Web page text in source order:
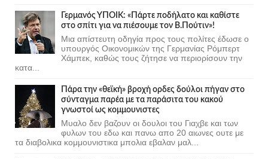
Γερμανός ΥΠΟΙΚ: «Πάρτε ποδήλατο και καθίστε
στο σπίτι για να πιέσουμε τον Β.Πούτιν»!
Μια απίστευτη οδηγία προς τους πολίτες έδωσε ο
υπουργός Οικονομικών της Γερμανίας Ρόμπερτ
Χάμπεκ, καθώς τους ζήτησε να περιορίσουν την
κατα...
Πάρα την «θεϊκή» βροχή ορδες δούλοι πήγαν στο
σύνταγμα παρέα με τα παράσιτα του κακού
γνωστοί ως κομμουνιστες
Μυαλο δεν βαζουν οι δουλοι του Γιαχβε και των
φυλων του εδω και πανω απο 20 αιωνες ουτε με
τα διαβολικα κομμουνιστικα μπολια εβαλαν μαλ...